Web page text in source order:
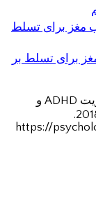
برای تسلط بر
سارا نظری مقدم. تاپ نیوز: 9 نکته برای مدیریت ADHD و
نوسانات حالت. آخرین ویرایش: آگوست 16, 2018.
https://